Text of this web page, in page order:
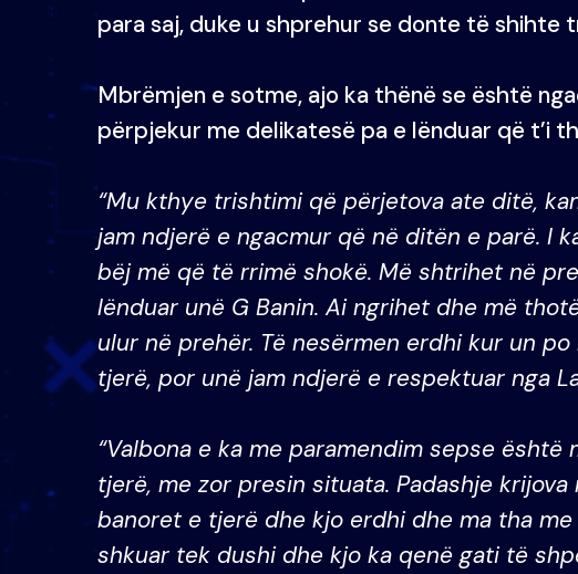
para saj, duke u shprehur se donte të shihte
Mbrëmjen e sotme, ajo ka thënë se është
përpjekur me delikatesë pa e lënduar që t’i
“Mu kthye trishtimi që përjetova ate ditë,
jam ndjerë e ngacmur që në ditën e parë. I
bëj më që të rrimë shokë. Më shtrihet në
lënduar unë G Banin. Ai ngrihet dhe më
ulur në prehër. Të nesërmen erdhi kur un
tjerë, por unë jam ndjerë e respektuar nga
“Valbona e ka me paramendim sepse
tjerë, me zor presin situata. Padashje
banoret e tjerë dhe kjo erdhi dhe ma tha
shkuar tek dushi dhe kjo ka qenë gati të